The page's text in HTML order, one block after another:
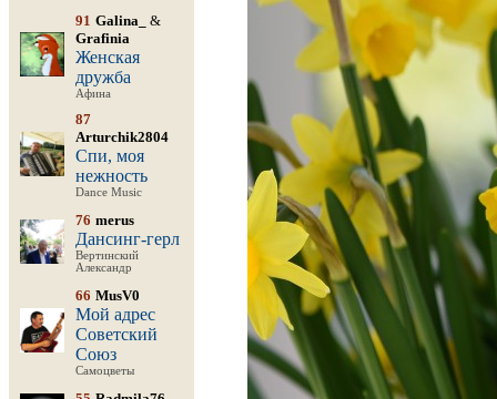
91 Galina_
&
Grafinia
Женская
дружба
Афина
87
Arturchik2804
Спи, моя
нежность
Dance Music
76 merus
Дансинг-герл
Вертинский
Александр
66 MusV0
Мой адрес
Советский
Союз
Самоцветы